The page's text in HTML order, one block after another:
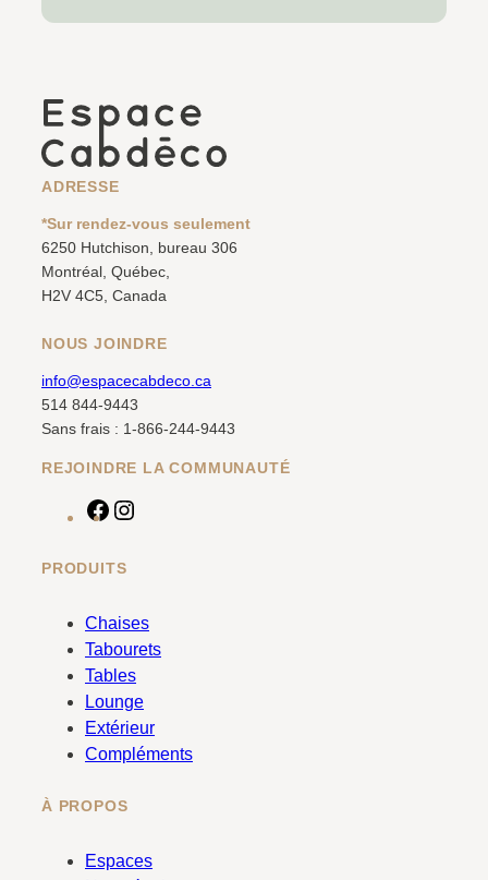
ADRESSE
*Sur rendez-vous seulement
6250 Hutchison, bureau 306
Montréal, Québec,
H2V 4C5, Canada
NOUS JOINDRE
info@espacecabdeco.ca
514 844-9443
Sans frais : 1-866-244-9443
REJOINDRE LA COMMUNAUTÉ
F
c
b
o
PRODUITS
Chaises
Tabourets
Tables
Lounge
Extérieur
Compléments
À PROPOS
Espaces